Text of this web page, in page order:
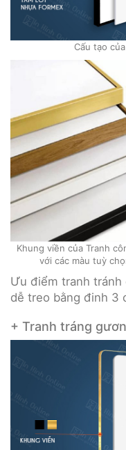
Cấu tạo
Khung viền của Tranh
với các màu tuỳ
Ưu điểm tranh tránh
dễ treo bằng đinh 3
+ Tranh tráng